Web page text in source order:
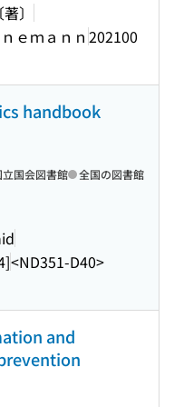
〕
ｅｍａｎｎ 202100
handbook
<ND351-D40>
立国会図書館 全国の図書館
and